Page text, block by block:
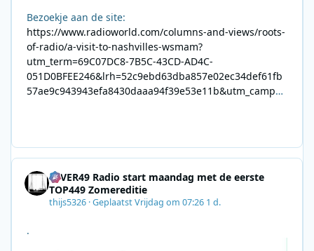
Bezoekje aan de site:
https://www.radioworld.com/columns-and-views/roots-
of-radio/a-visit-to-nashvilles-wsmam?
utm_term=69C07DC8-7B5C-43CD-AD4C-
051D0BFEE246&lrh=52c9ebd63dba857e02ec34def61fb
57ae9c943943efa8430daaa94f39e53e11b&utm_campai
8F09201A140D&utm_source=SmartBrief
4EVER49 Radio start maandag met de eerste
TOP449 Zomereditie
thijs5326 ·GeplaatstVrijdag om 07:26 1 d.
.